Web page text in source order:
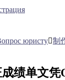
юристу 制
绩单文